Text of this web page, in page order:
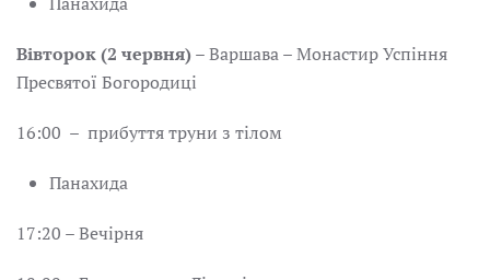
Вівторок (2 червня)– Варшава – Монастир Успіння
Пресвятої Богородиці
16:00 – прибуття труни з тілом
Панахида
17:20 – Вечірня